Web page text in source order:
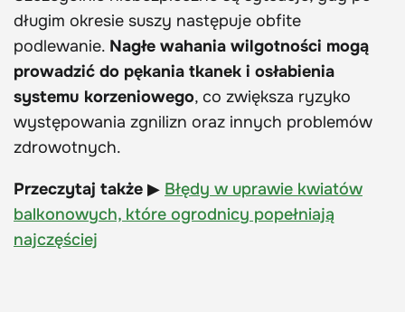
długim okresie suszy następuje obfite
podlewanie. Nagłe wahania wilgotności mogą
prowadzić do pękania tkanek i osłabienia
systemu korzeniowego, co zwiększa ryzyko
występowania zgnilizn oraz innych problemów
zdrowotnych.
Przeczytaj także ▶ Błędy w uprawie kwiatów
balkonowych, które ogrodnicy popełniają
najczęściej